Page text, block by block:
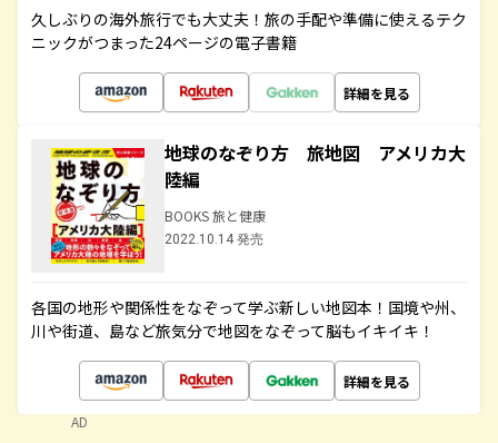
久しぶりの海外旅行でも大丈夫！旅の手配や準備に使えるテク
ニックがつまった24ページの電子書籍
詳細を見る
地球のなぞり方 旅地図 アメリカ大
陸編
BOOKS 旅と健康
2022.10.14 発売
各国の地形や関係性をなぞって学ぶ新しい地図本！国境や州、
川や街道、島など旅気分で地図をなぞって脳もイキイキ！
詳細を見る
AD